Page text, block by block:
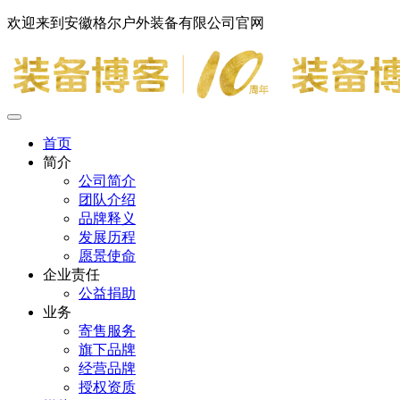
欢迎来到安徽格尔户外装备有限公司官网
首页
简介
公司简介
团队介绍
品牌释义
发展历程
愿景使命
企业责任
公益捐助
业务
寄售服务
旗下品牌
经营品牌
授权资质